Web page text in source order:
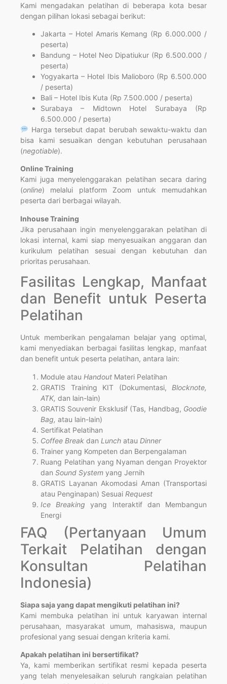
Kami mengadakan pelatihan di beberapa kota besar
dengan pilihan lokasi sebagai berikut:
Jakarta – Hotel Amaris Kemang (Rp 6.000.000 /
peserta)
Bandung – Hotel Neo Dipatiukur (Rp 6.500.000 /
peserta)
Yogyakarta – Hotel Ibis Malioboro (Rp 6.500.000
/ peserta)
Bali – Hotel Ibis Kuta (Rp 7.500.000 / peserta)
Surabaya – Midtown Hotel Surabaya (Rp
6.500.000 / peserta)
Harga tersebut dapat berubah sewaktu-waktu dan
bisa kami sesuaikan dengan kebutuhan perusahaan
(negotiable).
Online Training
Kami juga menyelenggarakan pelatihan secara daring
(online) melalui platform Zoom untuk memudahkan
peserta dari berbagai wilayah.
Inhouse Training
Jika perusahaan ingin menyelenggarakan pelatihan di
lokasi internal, kami siap menyesuaikan anggaran dan
kurikulum pelatihan sesuai dengan kebutuhan dan
prioritas perusahaan.
Fasilitas Lengkap, Manfaat
dan Benefit untuk Peserta
Pelatihan
Untuk memberikan pengalaman belajar yang optimal,
kami menyediakan berbagai fasilitas lengkap, manfaat
dan benefit untuk peserta pelatihan, antara lain:
Module atau Handout Materi Pelatihan
GRATIS Training KIT (Dokumentasi, Blocknote,
ATK, dan lain-lain)
GRATIS Souvenir Eksklusif (Tas, Handbag, Goodie
Bag, atau lain-lain)
Sertifikat Pelatihan
Coffee Break dan Lunch atau Dinner
Trainer yang Kompeten dan Berpengalaman
Ruang Pelatihan yang Nyaman dengan Proyektor
dan Sound System yang Jernih
GRATIS Layanan Akomodasi Aman (Transportasi
atau Penginapan) Sesuai Request
Ice Breaking yang Interaktif dan Membangun
Energi
FAQ (Pertanyaan Umum
Terkait Pelatihan dengan
Konsultan Pelatihan
Indonesia)
Siapa saja yang dapat mengikuti pelatihan ini?
Kami membuka pelatihan ini untuk karyawan internal
perusahaan, masyarakat umum, mahasiswa, maupun
profesional yang sesuai dengan kriteria kami.
Apakah pelatihan ini bersertifikat?
Ya, kami memberikan sertifikat resmi kepada peserta
yang telah menyelesaikan seluruh rangkaian pelatihan